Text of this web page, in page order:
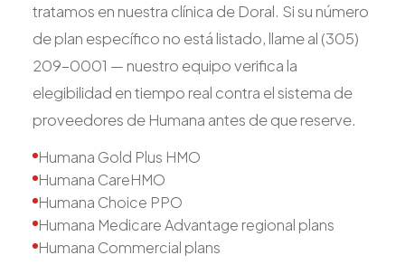
tratamos en nuestra clínica de Doral. Si su número
de plan específico no está listado, llame al (305)
209-0001 — nuestro equipo verifica la
elegibilidad en tiempo real contra el sistema de
proveedores de Humana antes de que reserve.
Humana Gold Plus HMO
Humana CareHMO
Humana Choice PPO
Humana Medicare Advantage regional plans
Humana Commercial plans